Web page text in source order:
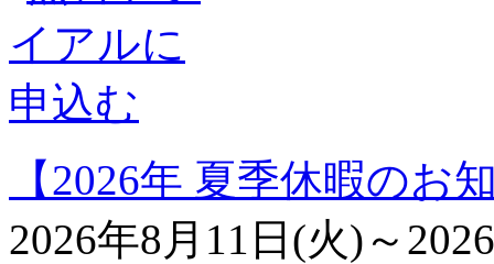
【2026年 夏季休暇のお
2026年8月11日(火)～